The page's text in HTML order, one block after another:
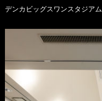
デンカビッグスワンスタジアム